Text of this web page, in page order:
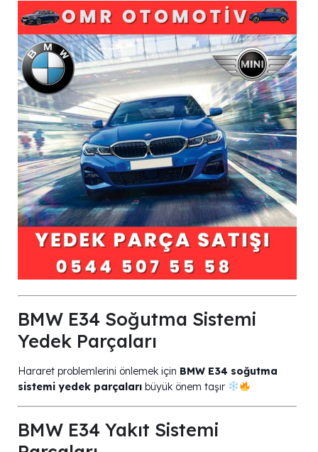
BMW E34 Soğutma Sistemi
Yedek Parçaları
Hararet problemlerini önlemek için BMW E34 soğutma
sistemi yedek parçaları büyük önem taşır
BMW E34 Yakıt Sistemi